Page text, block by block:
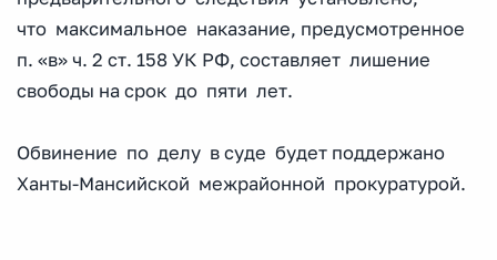
что максимальное наказание, предусмотренное
п. «в» ч. 2 ст. 158 УК РФ, составляет лишение
свободы на срок до пяти лет.
Обвинение по делу в суде будет поддержано
Ханты-Мансийской межрайонной прокуратурой.